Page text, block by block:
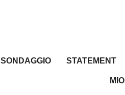
SONDAGGIO STATEMENT